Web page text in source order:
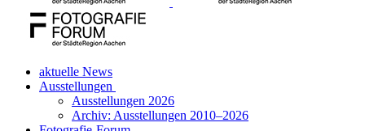
aktuelle News
Ausstellungen
Ausstellungen 2026
Archiv: Ausstellungen 2010–2026